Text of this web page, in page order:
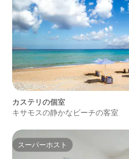
カステリの個室
キサモスの静かなビーチの客室
スーパーホスト
スーパーホスト